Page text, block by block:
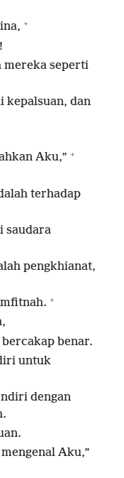
+
mereka seperti
kepalsuan, dan
Aku,” +
terhadap
saudara
pengkhianat,
+
benar.
untuk
dengan
Aku,”